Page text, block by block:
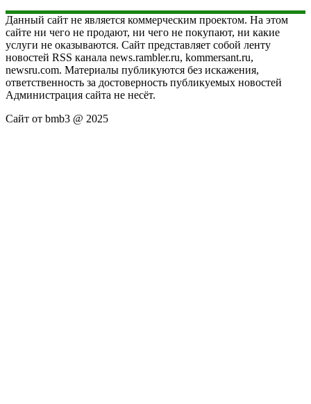
Данный сайт не является коммерческим проектом. На этом
сайте ни чего не продают, ни чего не покупают, ни какие
услуги не оказываются. Сайт представляет собой ленту
новостей RSS канала news.rambler.ru, kommersant.ru,
newsru.com. Материалы публикуются без искажения,
ответственность за достоверность публикуемых новостей
Администрация сайта не несёт.
Сайт от bmb3 @ 2025